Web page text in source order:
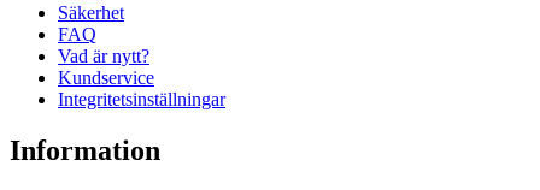
Säkerhet
FAQ
Vad är nytt?
Kundservice
Integritetsinställningar
Information